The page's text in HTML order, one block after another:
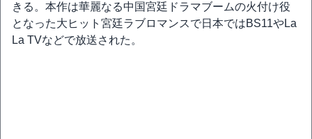
きる。本作は華麗なる中国宮廷ドラマブームの火付け役
となった大ヒット宮廷ラブロマンスで日本ではBS11やLa
La TVなどで放送された。